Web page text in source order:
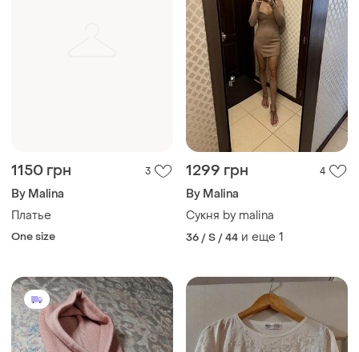
1150 грн 3
By Malina
Платье
One size
1299 грн 4
By Malina
Сукня by malina
36 / S / 44 и еще 1